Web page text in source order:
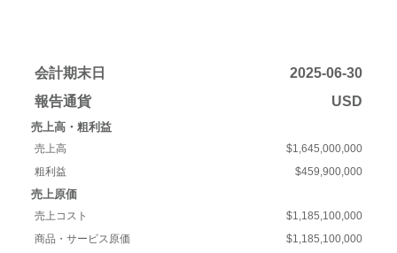
会計期末日
2025-06-30
報告通貨
USD
売上高・粗利益
売上高
$1,645,000,000
粗利益
$459,900,000
売上原価
売上コスト
$1,185,100,000
商品・サービス原価
$1,185,100,000